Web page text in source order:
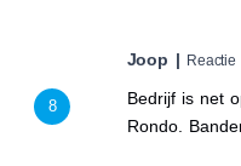
8
Joop |
Bedrijf is net
Rondo.